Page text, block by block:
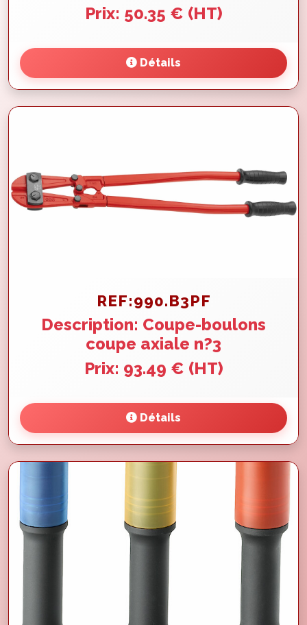
Prix: 50.35 € (HT)
Détails
REF:990.B3PF
Description: Coupe-boulons
coupe axiale n?3
Prix: 93.49 € (HT)
Détails